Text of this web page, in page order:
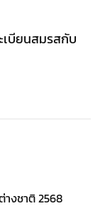
เบียนสมรสกับ
งชาติ 2568